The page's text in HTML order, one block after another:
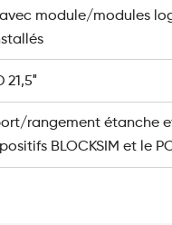
module/modules
21,5″
rangement étanche
BLOCKSIM et le